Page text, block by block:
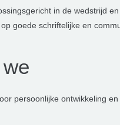
in de wedstrijd
goede schriftelijke en
persoonlijke ontwikkeling